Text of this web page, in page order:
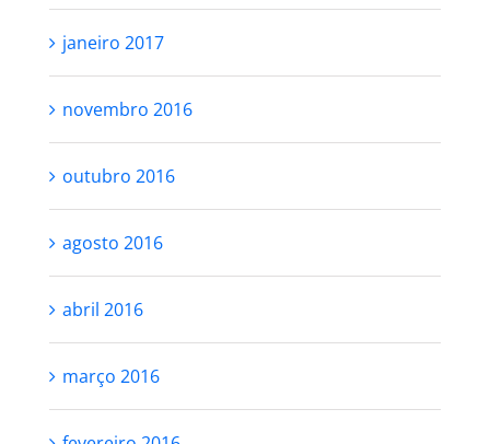
janeiro 2017
novembro 2016
outubro 2016
agosto 2016
abril 2016
março 2016